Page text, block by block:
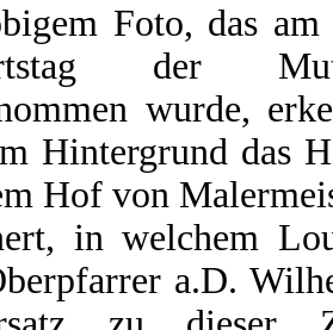
Foto, das am
der
wurde,
Hintergrund das
Hof von
in welchem
a.D.